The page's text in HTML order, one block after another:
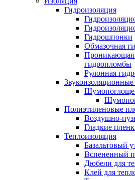
Гидроизоляция
Гидрошпонки
Обмазочная
Проникающая
гидропломбы
Рулонная
Полиэтиленовые
Воздушно-
Гладкие
Теплоизоляция
Базальтовый
Вспененный
Дюбели для
Клей для